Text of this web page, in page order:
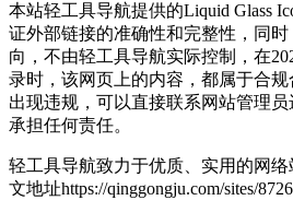
本站轻工具导航提供的Liquid Glass
证外部链接的准确性和完整性，同
向，不由轻工具导航实际控制，在
录时，该网页上的内容，都属于合
出现违规，可以直接联系网站管理
承担任何责任。
轻工具导航致力于优质、实用的网络
文地址https://qinggongju.com/sites/